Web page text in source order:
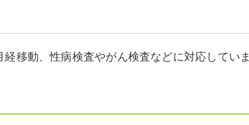
移動、性病検査やがん検査などに対応していま